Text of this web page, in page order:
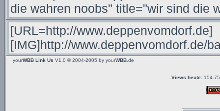
yourWBB Link Us V1.0 © 2004-2005 by yourWBB.de
Views heute: